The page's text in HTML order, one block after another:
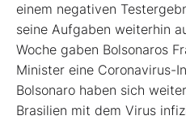
einem negativen
seine Aufgaben weiterhin
Woche gaben Bolsonaros
Minister eine Coronavirus-
Bolsonaro haben sich
Brasilien mit dem Virus